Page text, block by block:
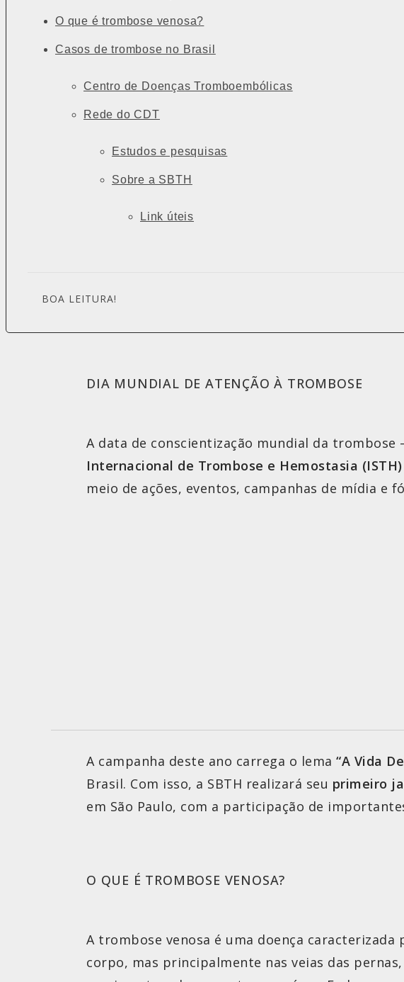
O que é trombose venosa?
Casos de trombose no Brasil
Centro de Doenças Tromboembólicas
Rede do CDT
Estudos e pesquisas
Sobre a SBTH
Link úteis
BOA LEITURA!
DIA MUNDIAL DE ATENÇÃO À TROMBOSE
A data de conscientização mundial da
Internacional de Trombose e Hemostasia (ISTH)
meio de ações, eventos, campanhas de mídia e
A campanha deste ano carrega o lema “A Vida
Brasil. Com isso, a SBTH realizará seu primeiro
em São Paulo, com a participação de
O QUE É TROMBOSE VENOSA?
A trombose venosa é uma doença
corpo, mas principalmente nas veias das